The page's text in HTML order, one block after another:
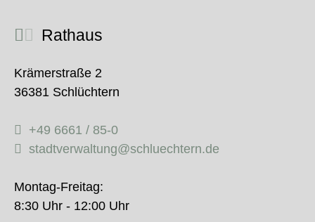
Rathaus
Krämerstraße 2
36381 Schlüchtern
+49 6661 / 85-0
stadtverwaltung@schluechtern.de
Montag-Freitag:
8:30 Uhr - 12:00 Uhr